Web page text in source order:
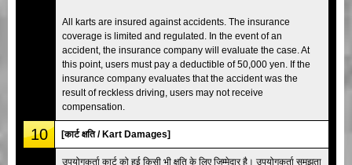
All karts are insured against accidents. The insurance
coverage is limited and regulated. In the event of an
accident, the insurance company will evaluate the case. At
this point, users must pay a deductible of 50,000 yen. If the
insurance company evaluates that the accident was the
result of reckless driving, users may not receive
compensation.
10 [कार्ट क्षति / Kart Damages]
उपयोगकर्ता कार्ट को हुई किसी भी क्षति के लिए जिम्मेदार है। उपयोगकर्ता समझता